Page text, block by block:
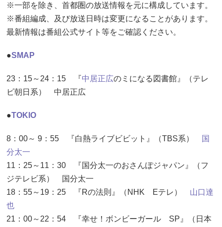
※一部を除き、首都圏の放送情報を元に構成しています。
※番組編成、及び放送日時は変更になることがあります。
最新情報は番組公式サイト等をご確認ください。
●SMAP
23：15～24：15 『中居正広のミになる図書館』（テレ
ビ朝日系） 中居正広
●TOKIO
8：00～ 9：55 『白熱ライブビビット』（TBS系）
国
分太一
11：25～11：30 『国分太一のおさんぽジャパン』（フ
ジテレビ系） 国分太一
18：55～19：25 『Rの法則』（NHK Eテレ） 山口達
也
21：00～22：54 『幸せ！ボンビーガール SP』（日本